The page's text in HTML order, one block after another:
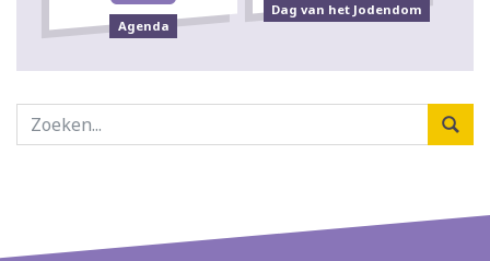
Agenda
Dag van het Jodendom